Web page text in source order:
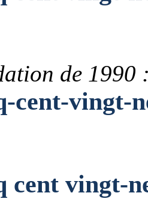
de 1990
vingt-
vingt-